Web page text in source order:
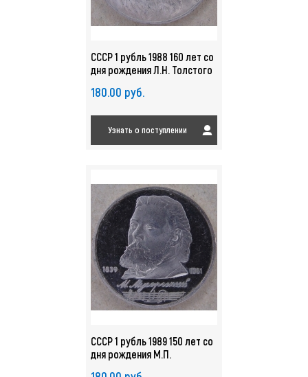
СССР 1 рубль 1988 160 лет со
дня рождения Л.Н. Толстого
180.00 руб.
Узнать о поступлении
СССР 1 рубль 1989 150 лет со
дня рождения М.П.